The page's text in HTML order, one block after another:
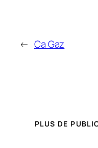
← Ca Gaz
PLUS DE